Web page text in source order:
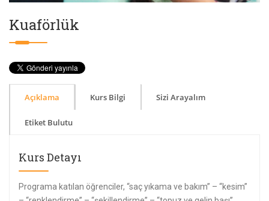
Kuaförlük
Açıklama Kurs Bilgi Sizi Arayalım
Etiket Bulutu
Kurs Detayı
Programa katılan öğrenciler, “saç yıkama ve bakım” – “kesim”